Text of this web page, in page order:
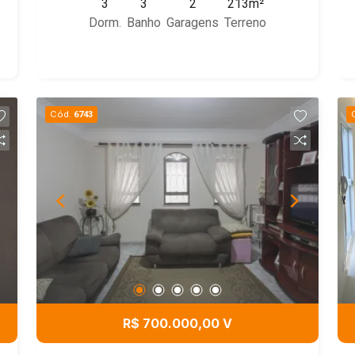
porcelanato em toda a casa, parte
elétrica toda trocada, calhas e
3
Dorm.
3
Banho
2
Garagens
213m²
Terreno
Cód. 6743
R$ 700.000,00 V